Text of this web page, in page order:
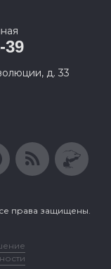
39
д. 33
права защищены.